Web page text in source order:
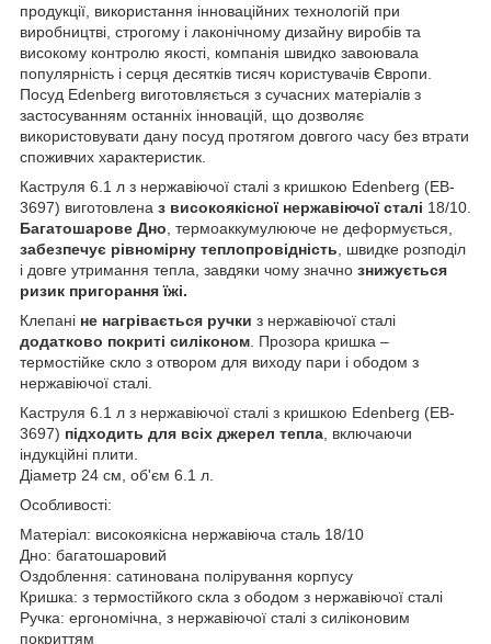
продукції, використання інноваційних технологій при
виробництві, строгому і лаконічному дизайну виробів та
високому контролю якості, компанія швидко завоювала
популярність і серця десятків тисяч користувачів Європи.
Посуд Edenberg виготовляється з сучасних матеріалів з
застосуванням останніх інновацій, що дозволяє
використовувати дану посуд протягом довгого часу без втрати
споживчих характеристик.
Каструля 6.1 л з нержавіючої сталі з кришкою Edenberg (EB-
3697) виготовлена з високоякісної нержавіючої сталі 18/10.
Багатошарове Дно , термоаккумулююче не деформується,
забезпечує рівномірну теплопровідність , швидке розподіл
і довге утримання тепла, завдяки чому значно знижується
ризик пригорання їжі.
Клепані не нагрівається ручки з нержавіючої сталі
додатково покриті силіконом . Прозора кришка –
термостійке скло з отвором для виходу пари і ободом з
нержавіючої сталі.
Каструля 6.1 л з нержавіючої сталі з кришкою Edenberg (EB-
3697) підходить для всіх джерел тепла , включаючи
індукційні плити.
Діаметр 24 см, об'єм 6.1 л.
Особливості:
Матеріал: високоякісна нержавіюча сталь 18/10
Дно: багатошаровий
Оздоблення: сатинована полірування корпусу
Кришка: з термостійкого скла з ободом з нержавіючої сталі
Ручка: ергономічна, з нержавіючої сталі з силіконовим
покриттям